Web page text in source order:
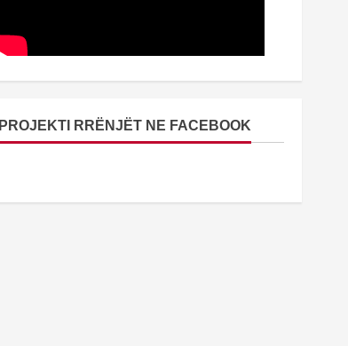
PROJEKTI RRËNJËT NE FACEBOOK